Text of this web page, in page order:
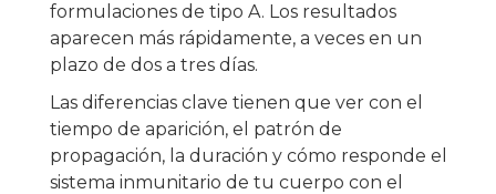
formulaciones de tipo A. Los resultados
aparecen más rápidamente, a veces en un
plazo de dos a tres días.
Las diferencias clave tienen que ver con el
tiempo de aparición, el patrón de
propagación, la duración y cómo responde el
sistema inmunitario de tu cuerpo con el